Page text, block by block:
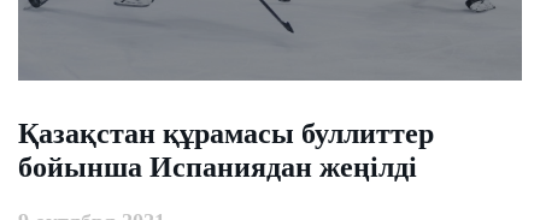
​Қазақстан құрамасы буллиттер
бойынша Испаниядан жеңілді